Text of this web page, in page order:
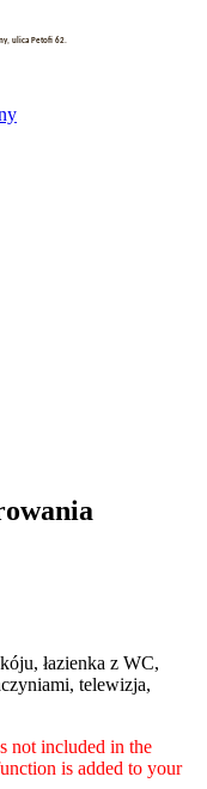
ulica Petofi 62.
łazienka z WC,
telewizja,
not included in the
is added to your